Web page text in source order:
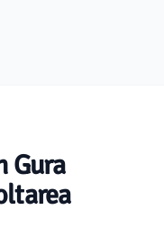
Gura